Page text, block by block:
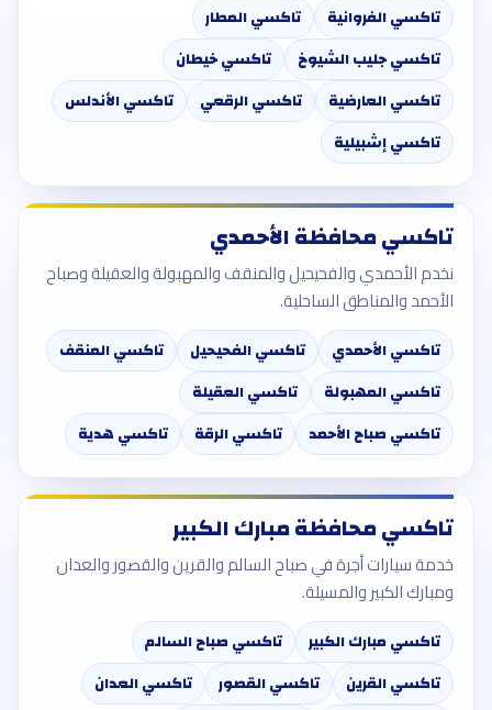
تاكسي الفروانية
تاكسي المطار
تاكسي جليب الشيوخ
تاكسي خيطان
تاكسي العارضية
تاكسي الرقعي
تاكسي الأندلس
تاكسي إشبيلية
تاكسي محافظة الأحمدي
نخدم الأحمدي والفحيحيل والمنقف والمهبولة والعقيلة وصباح
الأحمد والمناطق الساحلية.
تاكسي الأحمدي تاكسي الفحيحيل
تاكسي المنقف
تاكسي المهبولة
تاكسي العقيلة
تاكسي صباح الأحمد
تاكسي الرقة تاكسي هدية
تاكسي محافظة مبارك الكبير
خدمة سيارات أجرة في صباح السالم والقرين والقصور والعدان
ومبارك الكبير والمسيلة.
تاكسي مبارك الكبير
تاكسي صباح السالم
تاكسي القرين
تاكسي القصور
تاكسي العدان